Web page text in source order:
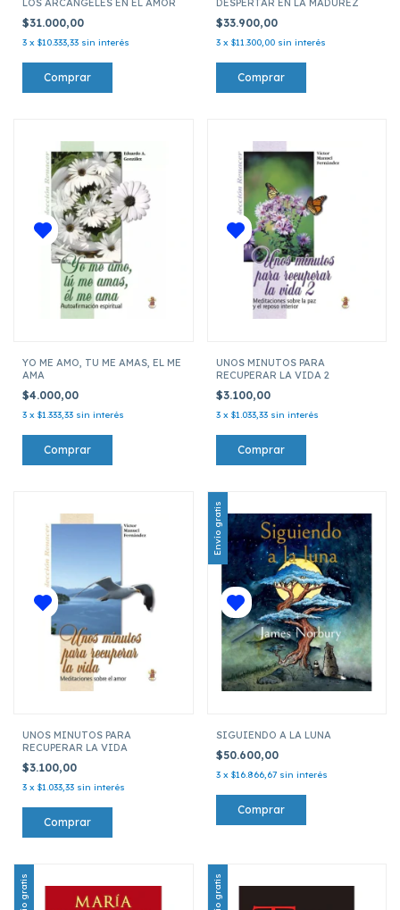
$31.000,00
3 x $10.333,33 sin interés
$33.900,00
3 x $11.300,00 sin interés
YO ME AMO, TU ME AMAS, EL ME
AMA
$4.000,00
3 x $1.333,33 sin interés
UNOS MINUTOS PARA
RECUPERAR LA VIDA 2
$3.100,00
3 x $1.033,33 sin interés
UNOS MINUTOS PARA
RECUPERAR LA VIDA
$3.100,00
3 x $1.033,33 sin interés
Envío gratis
SIGUIENDO A LA LUNA
$50.600,00
3 x $16.866,67 sin interés